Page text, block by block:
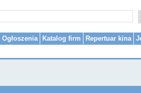
Ogłoszenia Katalog firm Repertuar kina